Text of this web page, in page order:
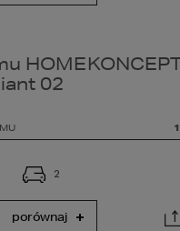
02
2
porównaj